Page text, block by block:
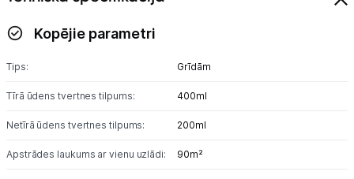
Kopējie parametri
Tips: Grīdām
Tīrā ūdens tvertnes tilpums: 400ml
Netīrā ūdens tvertnes tilpums: 200ml
Apstrādes laukums ar vienu uzlādi: 90m²